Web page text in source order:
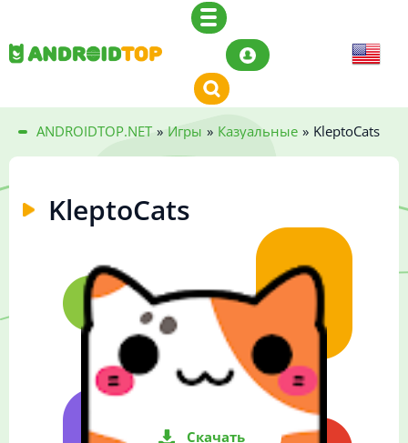
ANDROIDTOP.NET » Игры » Казуальные » KleptoCats
KleptoCats
Скачать